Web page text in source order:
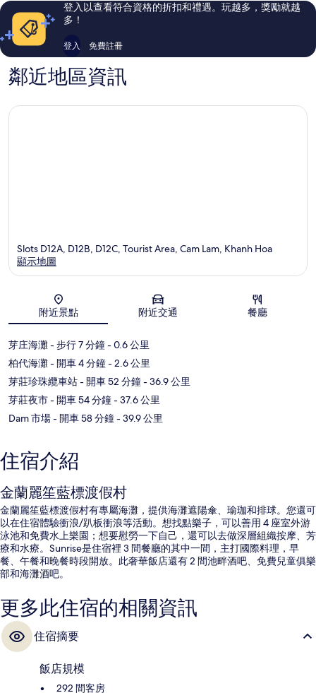
登入以查看符合資格的折扣和禮遇。玩越多，獎勵就越
多！
登入 免費註冊
鄰近地區資訊
地圖
Slots D12A, D12B, D12C, Tourist Area, Cam Lam, Khanh Hoa
顯示地圖
附近景點 附近交通 餐廳
芽庄海灘- 步行 7 分鐘- 0.6 公里
柏代海灘- 開車 4 分鐘- 2.6 公里
芽莊珍珠纜車站- 開車 52 分鐘- 36.9 公里
芽莊夜市- 開車 54 分鐘- 37.6 公里
Dam 市場- 開車 58 分鐘- 39.9 公里
住宿介紹
金蘭麗笙藍標渡假村
金蘭麗笙藍標渡假村有專屬海灘，提供海灘遮陽傘、瑜珈和排球。您還可
以在住宿體驗衝浪/趴板衝浪等活動。想找點樂子，可以善用 4 座室外游
泳池和免費水上樂園；想要慰勞一下自己，還可以去做深層組織按摩、芳
療和水療。Sunrise是住宿裡 3 間餐廳的其中一間，主打國際料理，早
餐、午餐和晚餐時段開放。此奢華飯店還有 2 間池畔酒吧、免費兒童俱樂
部和海灘酒吧。
更多此住宿的相關資訊
住宿摘要
飯店規模
292 間客房